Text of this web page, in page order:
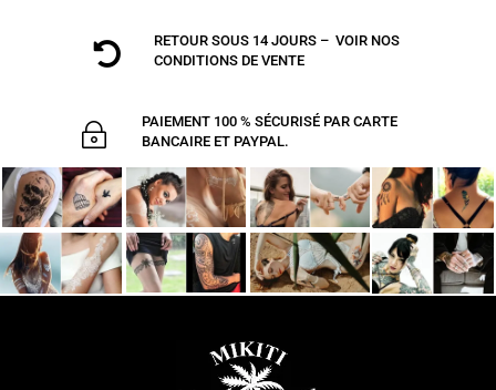

RETOUR SOUS 14 JOURS – VOIR NOS
CONDITIONS DE VENTE
~
PAIEMENT 100 % SÉCURISÉ PAR CARTE
BANCAIRE ET PAYPAL.